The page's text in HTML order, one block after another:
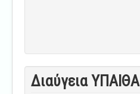
Διαύγεια ΥΠΑΙΘA